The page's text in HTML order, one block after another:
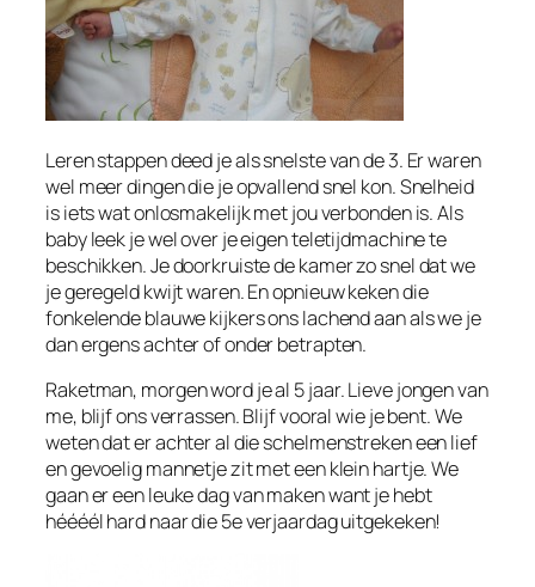
Leren stappen deed je als snelste van de 3. Er waren
wel meer dingen die je opvallend snel kon. Snelheid
is iets wat onlosmakelijk met jou verbonden is. Als
baby leek je wel over je eigen teletijdmachine te
beschikken. Je doorkruiste de kamer zo snel dat we
je geregeld kwijt waren. En opnieuw keken die
fonkelende blauwe kijkers ons lachend aan als we je
dan ergens achter of onder betrapten.
Raketman, morgen word je al 5 jaar. Lieve jongen van
me, blijf ons verrassen. Blijf vooral wie je bent. We
weten dat er achter al die schelmenstreken een lief
en gevoelig mannetje zit met een klein hartje. We
gaan er een leuke dag van maken want je hebt
héééél hard naar die 5e verjaardag uitgekeken!